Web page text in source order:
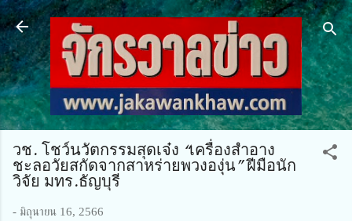
ข้ามไปที่เนื้อหาหลัก
วช. โชว์นวัตกรรมสุดเจ๋ง “เครื่องสำอาง
ชะลอวัยสกัดจากสาหร่ายพวงองุ่น” ฝีมือนัก
วิจัย มทร.ธัญบุรี
- มิถุนายน 16, 2566